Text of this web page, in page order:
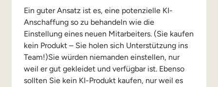
Ein guter Ansatz ist es, eine potenzielle KI-
Anschaffung so zu behandeln wie die
Einstellung eines neuen Mitarbeiters. (Sie kaufen
kein Produkt – Sie holen sich Unterstützung ins
Team!)Sie würden niemanden einstellen, nur
weil er gut gekleidet und verfügbar ist. Ebenso
sollten Sie kein KI-Produkt kaufen, nur weil es